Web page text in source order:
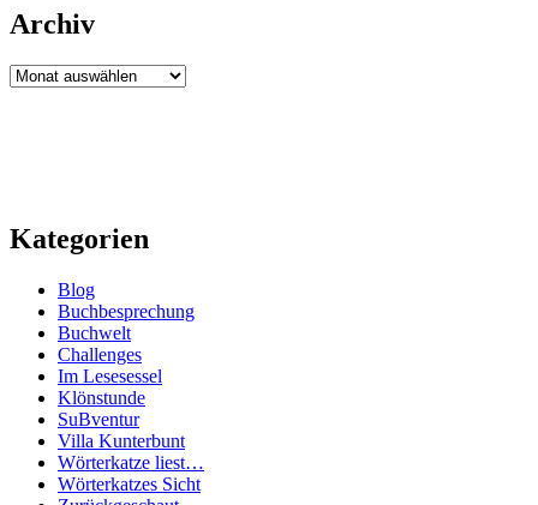
Archiv
Archiv
Kategorien
Blog
Buchbesprechung
Buchwelt
Challenges
Im Lesesessel
Klönstunde
SuBventur
Villa Kunterbunt
Wörterkatze liest…
Wörterkatzes Sicht